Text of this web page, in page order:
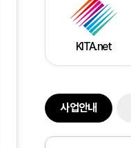
KITA.net
사업안내